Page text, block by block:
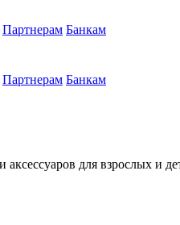
Партнерам Банкам
Партнерам Банкам
для взрослых и